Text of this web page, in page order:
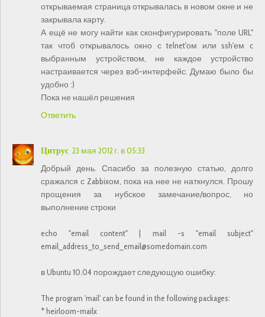
открываемая страница открывалась в новом окне и не
закрывала карту.
А ещё не могу найти как сконфигурировать "поле URL"
так чтоб открывалось окно с telnet'ом или ssh'ем c
выбранным устройством, не каждое устройство
настраивается через вэб-интерфейс. Думаю было бы
удобно :)
Пока не нашёл решения
Ответить
Цитрус 23 мая 2012 г. в 05:33
Добрый день. Спасибо за полезную статью, долго
сражался с Zabbixом, пока на нее не наткнулся. Прошу
прощения за нубское замечание/вопрос, но
выполнение строки
echo "email content" | mail -s "email subject"
email_address_to_send_email@somedomain.com
в Ubuntu 10.04 порождает следующую ошибку:
The program 'mail' can be found in the following packages:
* heirloom-mailx